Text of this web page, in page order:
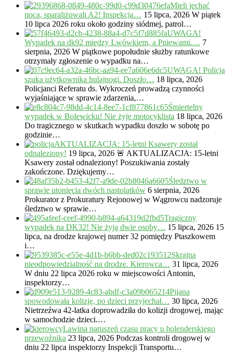
Mieli jechać
nocą, sparaliżowali A2! Inspekcja… 15 lipca, 2026 W piątek
10 lipca 2026 roku około godziny siódmej, patrol…
UWAGA!
Wypadek na dk92 między Lwówkiem, a Pniewami.… 7
sierpnia, 2026 W piątkowe popołudnie służby ratunkowe
otrzymały zgłoszenie o wypadku na…
UWAGA! Policja
szuka użytkownika hulajnogi. Doszło… 18 lipca, 2026
Policjanci Referatu ds. Wykroczeń prowadzą czynności
wyjaśniające w sprawie zdarzenia,…
Śmiertelny
wypadek w Bolewicku! Nie żyje motocyklista 18 lipca, 2026
Do tragicznego w skutkach wypadku doszło w sobotę po
godzinie…
AKTUALIZACJA: 15-letni Ksawery został
odnaleziony! 19 lipca, 2026 🚨 AKTUALIZACJA: 15-letni
Ksawery został odnaleziony! Poszukiwania zostały
zakończone. Dziękujemy…
Śledztwo w
sprawie utonięcia dwóch nastolatków 6 sierpnia, 2026
Prokurator z Prokuratury Rejonowej w Wągrowcu nadzoruje
śledztwo w sprawie…
Tragiczny
wypadek na DK32! Nie żyją dwie osoby… 15 lipca, 2026 15
lipca, na drodze krajowej numer 32 pomiędzy Ptaszkowem
i…
Skrajna
nieodpowiedzialność na drodze. Kierowca… 31 lipca, 2026
W dniu 22 lipca 2026 roku w miejscowości Antonin,
inspektorzy…
Pijana
spowodowała kolizję, po dzieci przyjechał… 30 lipca, 2026
Nietrzeźwa 42-latka doprowadziła do kolizji drogowej, mając
w samochodzie dzieci.…
Lawina naruszeń czasu pracy u holenderskiego
przewoźnika 23 lipca, 2026 Podczas kontroli drogowej w
dniu 22 lipca inspektorzy Inspekcji Transportu…